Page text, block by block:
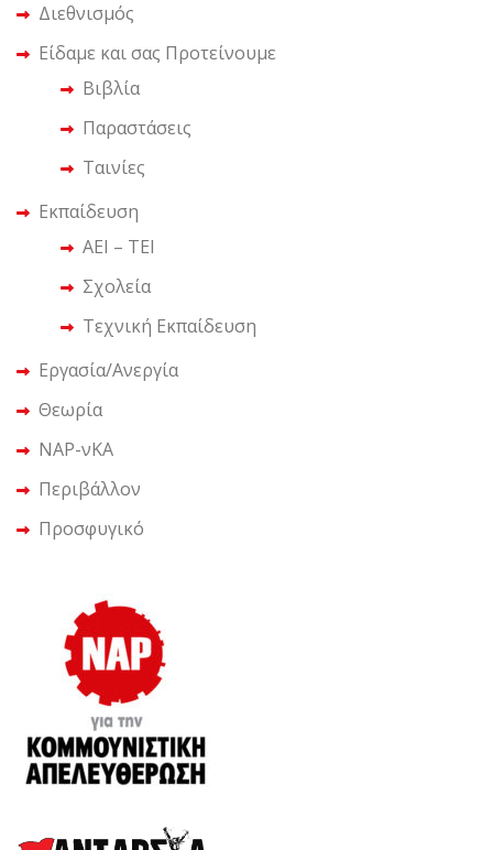
Διεθνισμός
Είδαμε και σας Προτείνουμε
Βιβλία
Παραστάσεις
Ταινίες
Εκπαίδευση
ΑΕΙ – ΤΕΙ
Σχολεία
Τεχνική Εκπαίδευση
Εργασία/Ανεργία
Θεωρία
ΝΑΡ-νΚΑ
Περιβάλλον
Προσφυγικό